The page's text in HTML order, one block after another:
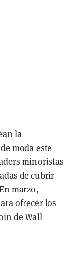
la
moda este
minoristas
de cubrir
marzo,
ofrecer los
de Wall